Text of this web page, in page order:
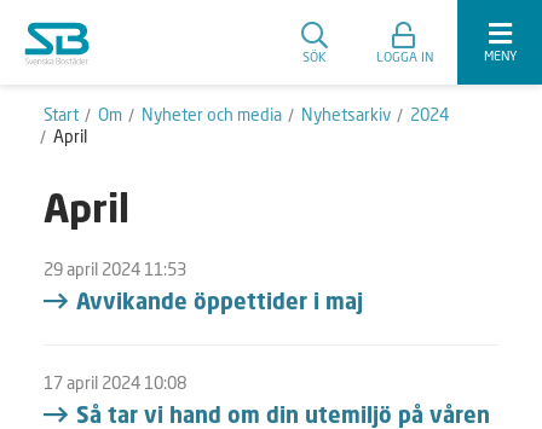
SÖK LOGGA IN MENY
Start Om Nyheter och media Nyhetsarkiv
2024
April
April
29 april 2024 11:53
Avvikande öppettider i maj
17 april 2024 10:08
Så tar vi hand om din utemiljö på våren